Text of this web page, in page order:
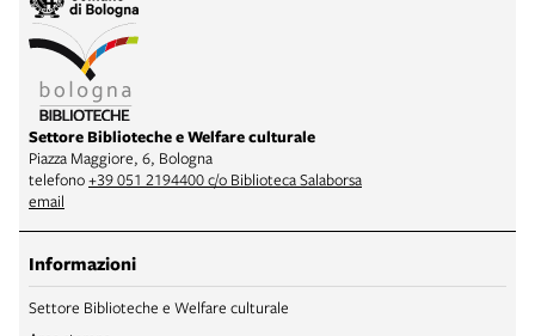
Settore Biblioteche e Welfare culturale
Piazza Maggiore, 6, Bologna
telefono+39 051 2194400 c/o Biblioteca Salaborsa
email
Informazioni
Settore Biblioteche e Welfare culturale